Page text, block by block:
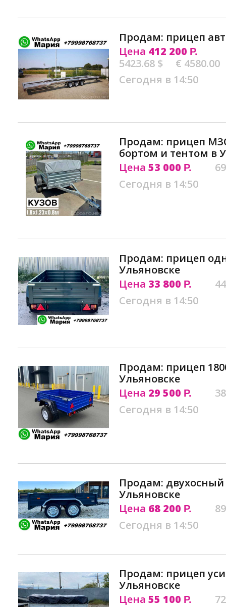
Продам: прицеп
Цена 412 200 Р.
5423.68 $
€ 4580.00
Сегодня в 14:50
Продам: прицеп
бортом и тентом в
Цена 53 000 Р.
Сегодня в 14:50
Продам: прицеп
Ульяновске
Цена 33 800 Р.
Сегодня в 14:50
Продам: прицеп
Ульяновске
Цена 29 500 Р.
Сегодня в 14:50
Продам:
Ульяновске
Цена 68 200 Р.
Сегодня в 14:50
Продам: прицеп
Ульяновске
Цена 55 100 Р.